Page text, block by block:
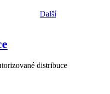
Další
distribuce